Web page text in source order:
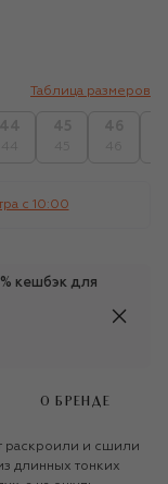
Таблица размеров
c 10:00
кешбэк для
О БРЕНДЕ
раскроили и сшили
длинных тонких